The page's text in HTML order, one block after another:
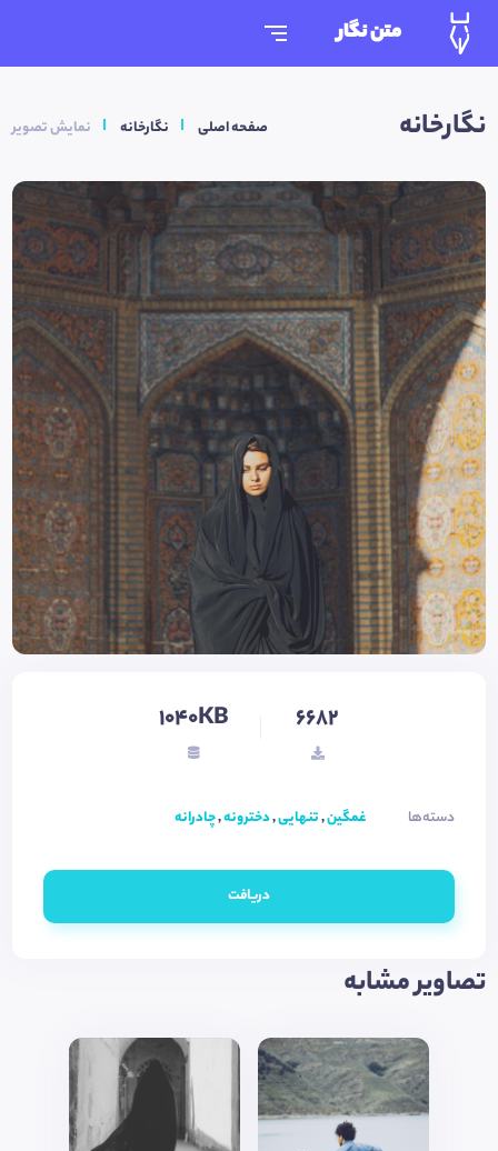
متن نگار
نگارخانه صفحه اصلی نگارخانه نمایش تصویر
6682
1040KB
دسته‌ها غمگین,تنهایی,دخترونه,چادرانه
دریافت
تصاویر مشابه